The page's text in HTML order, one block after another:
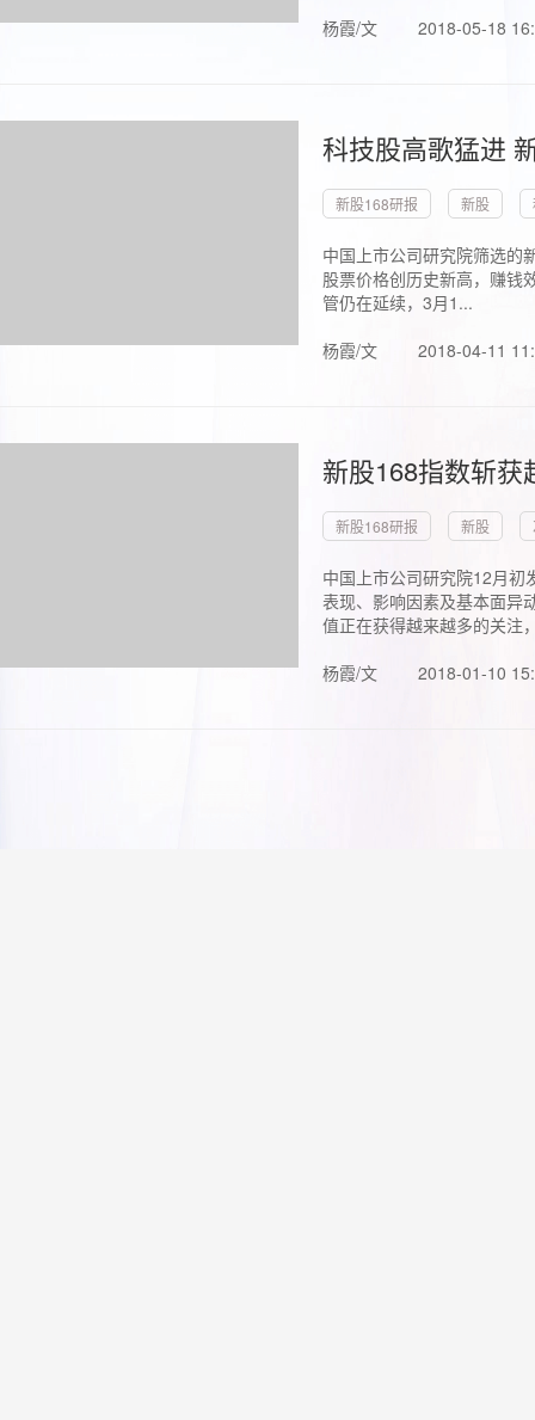
杨霞/文 2018-05-18
科技股高歌猛进
新股168研报 新股
中国上市公司研究院筛选的
股票价格创历史新高，赚钱
管仍在延续，3月1...
杨霞/文
2018-04-11
新股168指数斩
新股168研报 新股
中国上市公司研究院12月初
表现、影响因素及基本面异
值正在获得越来越多的关注
杨霞/文
2018-01-10